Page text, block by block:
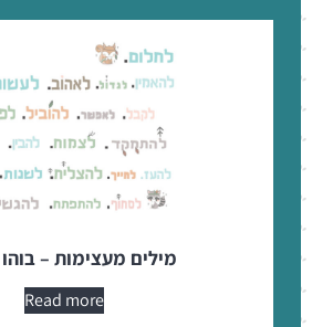
מילים מעצימות –
Read more